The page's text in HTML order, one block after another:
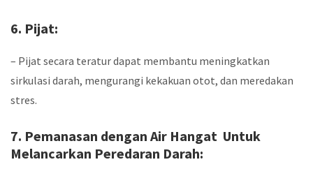
6. Pijat:
– Pijat secara teratur dapat membantu meningkatkan
sirkulasi darah, mengurangi kekakuan otot, dan meredakan
stres.
7. Pemanasan dengan Air Hangat Untuk
Melancarkan Peredaran Darah: